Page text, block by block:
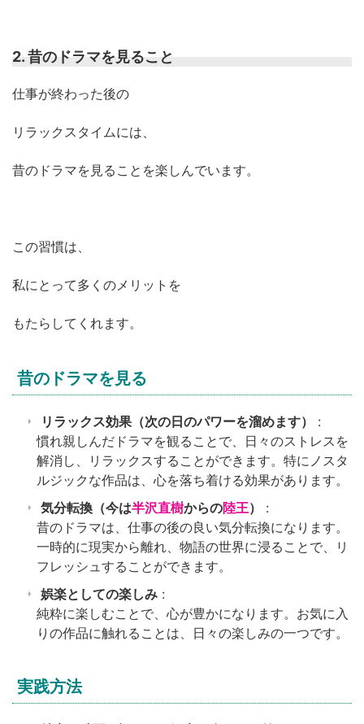
2. 昔のドラマを見ること
仕事が終わった後の
リラックスタイムには、
昔のドラマを見ることを楽しんでいます。
この習慣は、
私にとって多くのメリットを
もたらしてくれます。
昔のドラマを見る
リラックス効果（次の日のパワーを溜めます）
:
慣れ親しんだドラマを観ることで、日々のストレスを
解消し、リラックスすることができます。特にノスタ
ルジックな作品は、心を落ち着ける効果があります。
気分転換（今は半沢直樹からの陸王）
:
昔のドラマは、仕事の後の良い気分転換になります。
一時的に現実から離れ、物語の世界に浸ることで、リ
フレッシュすることができます。
娯楽としての楽しみ :
純粋に楽しむことで、心が豊かになります。お気に入
りの作品に触れることは、日々の楽しみの一つです。
実践方法